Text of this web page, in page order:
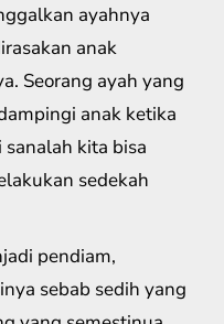
ayahnya
anak
Seorang ayah yang
anak ketika
kita bisa
sedekah
pendiam,
sebab sedih yang